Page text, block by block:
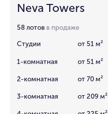
Neva Towers
58 лотов в продаже
Студии от 51 м²
1-комнатная от 51 м²
2-комнатная от 70 м²
3-комнатная от 209 м²